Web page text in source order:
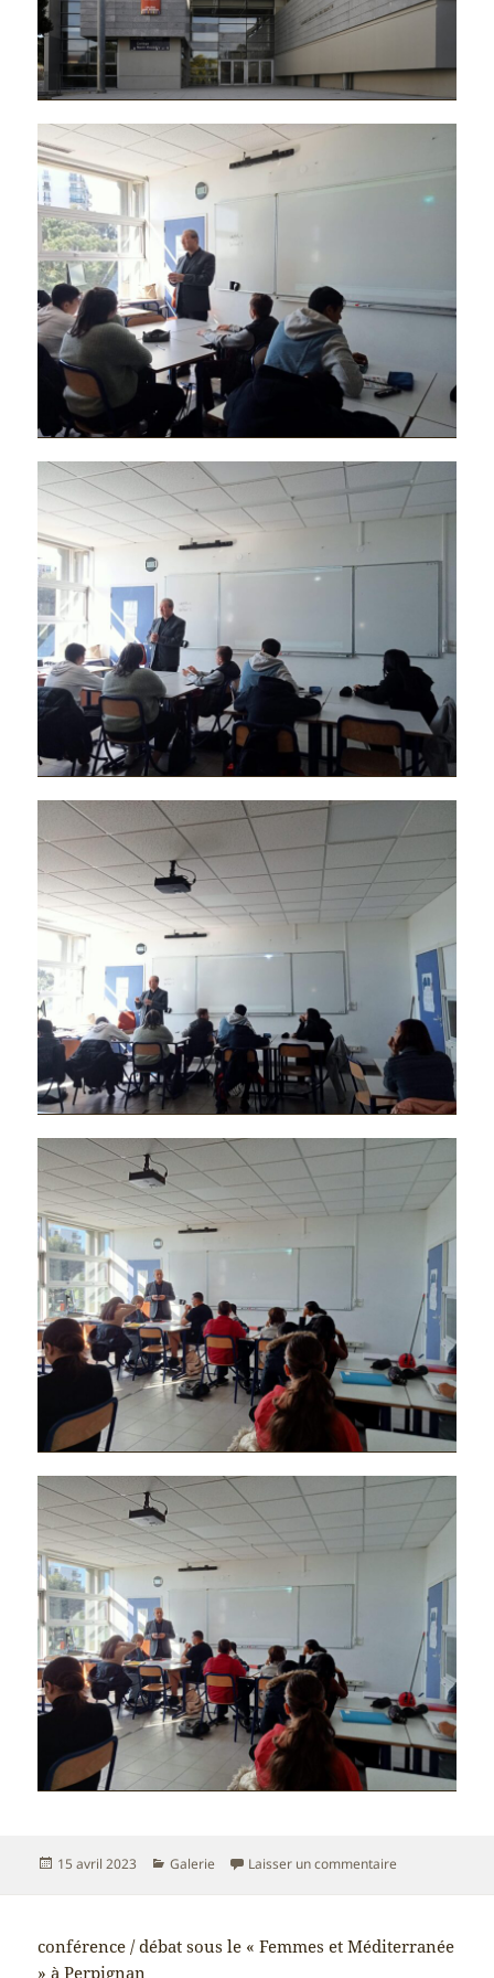
Publié
15 avril 2023 Catégories
Galerie Laisser un commentairesur animation
conférence / débat sous le « Femmes et Méditerranée
» à Perpignan